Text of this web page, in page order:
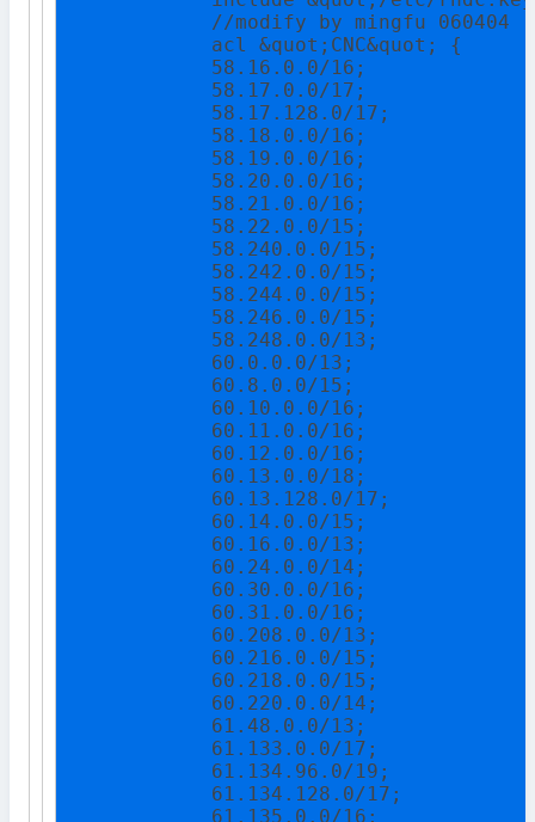
            //modify by mingfu 060404
            acl &quot;CNC&quot; {
            58.16.0.0/16;
            58.17.0.0/17;
            58.17.128.0/17;
            58.18.0.0/16;
            58.19.0.0/16;
            58.20.0.0/16;
            58.21.0.0/16;
            58.22.0.0/15;
            58.240.0.0/15;
            58.242.0.0/15;
            58.244.0.0/15;
            58.246.0.0/15;
            58.248.0.0/13;
            60.0.0.0/13;
            60.8.0.0/15;
            60.10.0.0/16;
            60.11.0.0/16;
            60.12.0.0/16;
            60.13.0.0/18;
            60.13.128.0/17;
            60.14.0.0/15;
            60.16.0.0/13;
            60.24.0.0/14;
            60.30.0.0/16;
            60.31.0.0/16;
            60.208.0.0/13;
            60.216.0.0/15;
            60.218.0.0/15;
            60.220.0.0/14;
            61.48.0.0/13;
            61.133.0.0/17;
            61.134.96.0/19;
            61.134.128.0/17;
            61.135.0.0/16;